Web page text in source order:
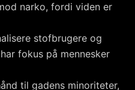
narko, fordi viden er
stofbrugere og
fokus på mennesker
til gadens minoriteter,